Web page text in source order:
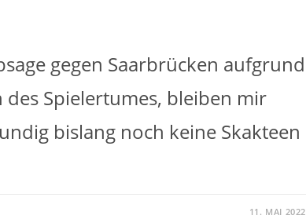
gegen Saarbrücken aufgrund
Spielertumes, bleiben mir
bislang noch keine Skakteen
11. MAI 2022